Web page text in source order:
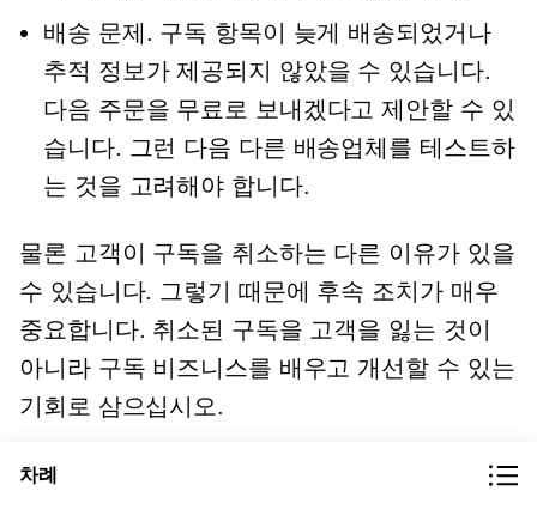
배송 문제. 구독 항목이 늦게 배송되었거나
추적 정보가 제공되지 않았을 수 있습니다.
다음 주문을 무료로 보내겠다고 제안할 수 있
습니다. 그런 다음 다른 배송업체를 테스트하
는 것을 고려해야 합니다.
물론 고객이 구독을 취소하는 다른 이유가 있을
수 있습니다. 그렇기 때문에 후속 조치가 매우
중요합니다. 취소된 구독을 고객을 잃는 것이
아니라 구독 비즈니스를 배우고 개선할 수 있는
기회로 삼으십시오.
차례